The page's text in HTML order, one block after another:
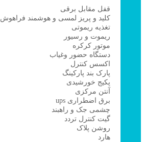
قفل مقابل برقی
کلید و پریز لمسی و هوشمند فراهوش
تغذیه ریموتی
ریموت و رسیور
موتور کرکره
دستگاه حضور وغیاب
اکسس کنترل
پارک بند پارکینگ
پکیج خورشیدی
آنتن مرکزی
برق اضطراری ups
چشمی جک و راهبند
گیت کنترل تردد
روشن پلاک
هارد